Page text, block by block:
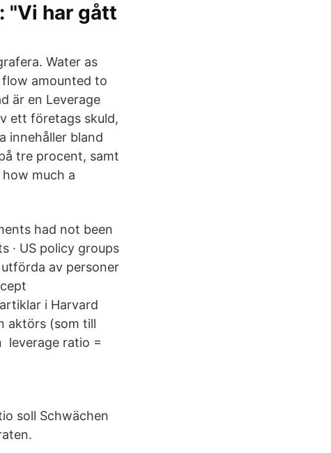
"Vi har gått
Water as
amounted to
är en Leverage
ett företags skuld,
innehåller bland
tre procent, samt
much a
had not been
· US policy groups
av personer
i Harvard
aktörs (som till
leverage ratio =
soll Schwächen